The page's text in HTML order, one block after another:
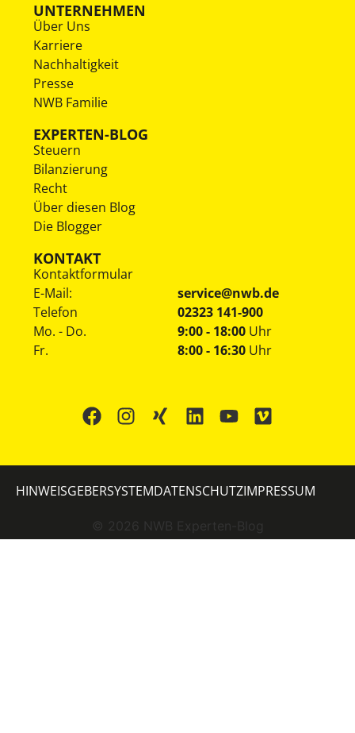
UNTERNEHMEN
Über Uns
Karriere
Nachhaltigkeit
Presse
NWB Familie
EXPERTEN-BLOG
Steuern
Bilanzierung
Recht
Über diesen Blog
Die Blogger
KONTAKT
Kontaktformular
E-Mail:
service@nwb.de
Telefon
02323 141-900
Mo. - Do.
Fr.
9:00 - 18:00 Uhr
8:00 - 16:30 Uhr
© 2026 NWB Experten-Blog
HINWEISGEBERSYSTEMDATENSCHUTZIMPRESSUM